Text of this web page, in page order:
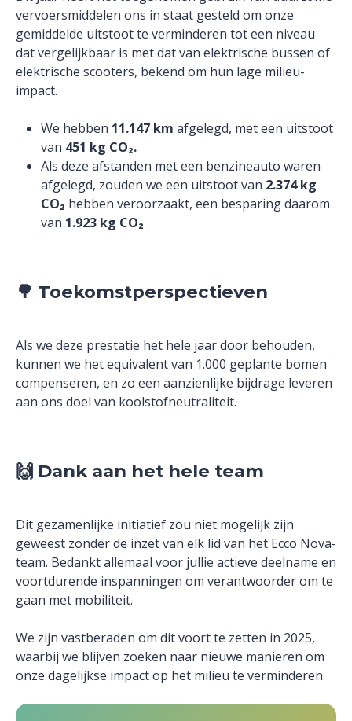
vervoersmiddelen ons in staat gesteld om onze
gemiddelde uitstoot te verminderen tot een niveau
dat vergelijkbaar is met dat van elektrische bussen of
elektrische scooters, bekend om hun lage milieu-
impact.
We hebben 11.147 km afgelegd, met een uitstoot
van 451 kg CO₂.
Als deze afstanden met een benzineauto waren
afgelegd, zouden we een uitstoot van 2.374 kg
CO₂ hebben veroorzaakt, een besparing daarom
van 1.923 kg CO₂ .
🌳 Toekomstperspectieven
Als we deze prestatie het hele jaar door behouden,
kunnen we het equivalent van 1.000 geplante bomen
compenseren, en zo een aanzienlijke bijdrage leveren
aan ons doel van koolstofneutraliteit.
🙌 Dank aan het hele team
Dit gezamenlijke initiatief zou niet mogelijk zijn
geweest zonder de inzet van elk lid van het Ecco Nova-
team. Bedankt allemaal voor jullie actieve deelname en
voortdurende inspanningen om verantwoorder om te
gaan met mobiliteit.
We zijn vastberaden om dit voort te zetten in 2025,
waarbij we blijven zoeken naar nieuwe manieren om
onze dagelijkse impact op het milieu te verminderen.